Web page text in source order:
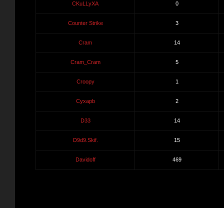
CKuLLyXA 0
Counter Strike 3
Cram 14
Cram_Cram 5
Croopy 1
Cyxapb 2
D33 14
D9d9.Skif. 15
Davidoff 469